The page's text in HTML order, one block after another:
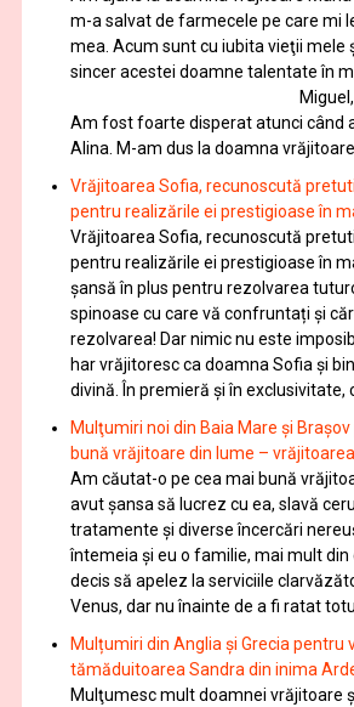
m-a salvat de farmecele pe care mi
mea. Acum sunt cu iubita vieţii mele
sincer acestei doamne talentate în
Miguel, Malaga,
Am fost foarte disperat atunci când
Alina. M-am dus la doamna
Vrăjitoarea Sofia, recunoscută
pentru realizările ei prestigioase în
Vrăjitoarea Sofia, recunoscută
pentru realizările ei prestigioase în
şansă în plus pentru rezolvarea
spinoase cu care vă confruntați și
rezolvarea! Dar nimic nu este
har vrăjitoresc ca doamna Sofia şi
divină. În premieră şi în exclusivitate,
Mulţumiri noi din Baia Mare și
bună vrăjitoare din lume –
Am căutat-o pe cea mai bună
avut șansa să lucrez cu ea, slavă
tratamente şi diverse încercări
întemeia şi eu o familie, mai mult
decis să apelez la serviciile
Venus, dar nu înainte de a fi ratat
Mulțumiri din Anglia și Grecia pentru
tămăduitoarea Sandra din inima
Mulţumesc mult doamnei vrăjitoare